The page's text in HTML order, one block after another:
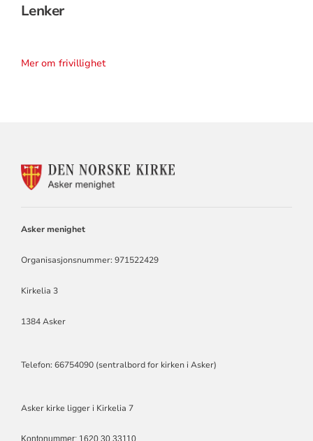
Lenker
Mer om frivillighet
KONTAKTINFORMASJON
Asker menighet
Organisasjonsnummer: 971522429
Kirkelia 3
1384 Asker
Telefon: 66754090 (sentralbord for kirken i Asker)
Asker kirke ligger i Kirkelia 7
Kontonummer: 1620 30 33110